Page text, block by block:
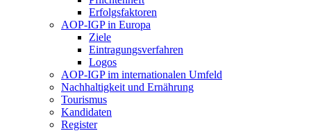
Erfolgsfaktoren
AOP-IGP in Europa
Ziele
Eintragungsverfahren
Logos
AOP-IGP im internationalen Umfeld
Nachhaltigkeit und Ernährung
Tourismus
Kandidaten
Register